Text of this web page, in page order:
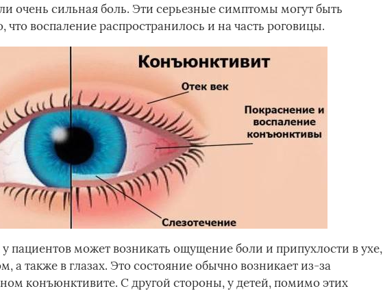
очень сильная боль. Эти серьезные симптомы могут быть
что воспаление распространилось и на часть роговицы.
пациентов может возникать ощущение боли и припухлости в ухе,
а также в глазах. Это состояние обычно возникает из-за
конъюнктивите. С другой стороны, у детей, помимо этих